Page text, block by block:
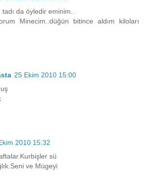
da öyledir eminim..
Minecim..düğün bitince aldım kiloları
25 Ekim 2010 15:00
2010 15:32
sü
ve Mügeyi